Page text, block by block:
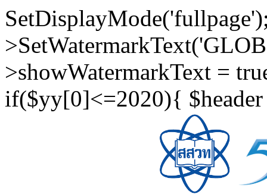
>showWatermarkText =
if($yy[0]<=2020){